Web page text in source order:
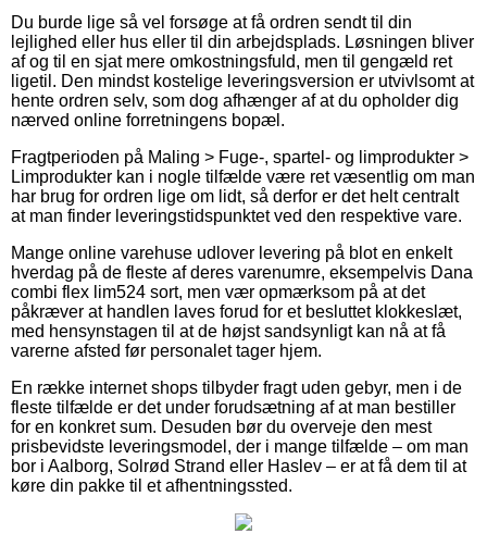
Du burde lige så vel forsøge at få ordren sendt til din
lejlighed eller hus eller til din arbejdsplads. Løsningen bliver
af og til en sjat mere omkostningsfuld, men til gengæld ret
ligetil. Den mindst kostelige leveringsversion er utvivlsomt at
hente ordren selv, som dog afhænger af at du opholder dig
nærved online forretningens bopæl.
Fragtperioden på Maling > Fuge-, spartel- og limprodukter >
Limprodukter kan i nogle tilfælde være ret væsentlig om man
har brug for ordren lige om lidt, så derfor er det helt centralt
at man finder leveringstidspunktet ved den respektive vare.
Mange online varehuse udlover levering på blot en enkelt
hverdag på de fleste af deres varenumre, eksempelvis Dana
combi flex lim524 sort, men vær opmærksom på at det
påkræver at handlen laves forud for et besluttet klokkeslæt,
med hensynstagen til at de højst sandsynligt kan nå at få
varerne afsted før personalet tager hjem.
En række internet shops tilbyder fragt uden gebyr, men i de
fleste tilfælde er det under forudsætning af at man bestiller
for en konkret sum. Desuden bør du overveje den mest
prisbevidste leveringsmodel, der i mange tilfælde – om man
bor i Aalborg, Solrød Strand eller Haslev – er at få dem til at
køre din pakke til et afhentningssted.